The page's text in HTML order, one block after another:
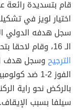
قام بتسديدة
الـ 16، وقام لاحقا بتحويل ركلة الفريق الأولى في
الترجيح
الفوز 2-1
سيلفا بسبب الإيقاف.